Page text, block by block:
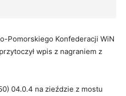
Pomorskiego Konfederacji WiN
wpis z nagraniem z
04.0.4 na zieździe z mostu